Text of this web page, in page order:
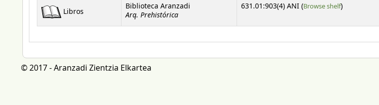
Libros
Biblioteca Aranzadi
Arq. Prehistórica
631.01:903(4) ANI (Browse shelf(Opens below)
)
© 2017 - Aranzadi Zientzia Elkartea